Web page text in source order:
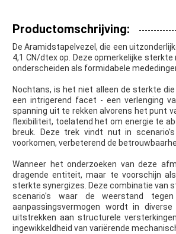
Productomschrijving:
De Aramidstapelvezel, die een
4,1 CN/dtex op. Deze opmerkelijke
onderscheiden als formidabele
Nochtans, is het niet alleen de sterkte
een intrigerend facet - een verlenging
spanning uit te rekken alvorens het punt
flexibiliteit, toelatend het om energie te
breuk. Deze trek vindt nut in
voorkomen, verbeterend de
Wanneer het onderzoeken van deze
dragende entiteit, maar te voorschijn
sterkte synergizes. Deze combinatie van
scenario's waar de weerstand
aanpassingsvermogen wordt in
uitstrekken aan structurele
ingewikkeldheid van variërende